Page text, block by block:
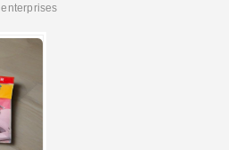
enterprises